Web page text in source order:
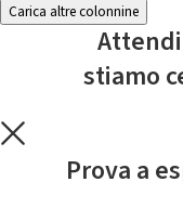
Carica altre colonnine
stiamo
Prova a